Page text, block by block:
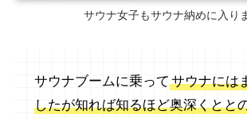
サウナ女子もサウナ納めに入り
サウナブームに乗ってサウナには
したが知れば知るほど奥深くとと